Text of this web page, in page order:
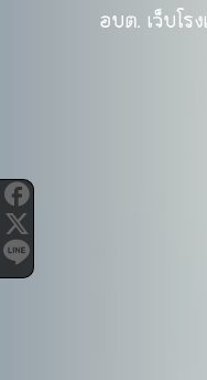
อบต. เว็บโร